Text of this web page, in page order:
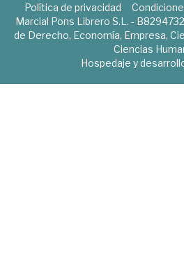
Política de privacidad
Marcial Pons Librero S.L. -
de Derecho, Economía, Empresa,
Ciencias
Hospedaje y